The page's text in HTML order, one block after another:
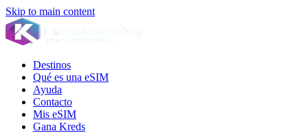
Skip to main content
Destinos
Qué es una eSIM
Ayuda
Contacto
Mis eSIM
Gana Kreds